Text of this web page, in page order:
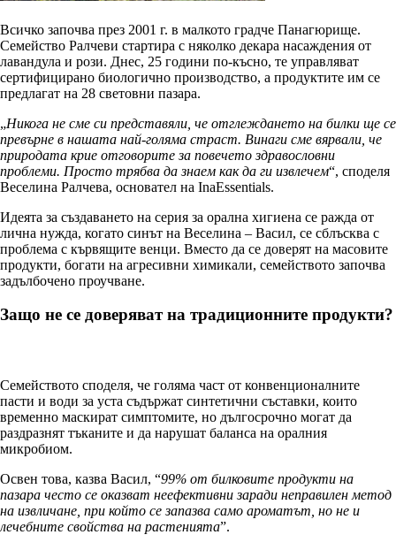
Всичко започва през 2001 г. в малкото градче Панагюрище.
Семейство Ралчеви стартира с няколко декара насаждения от
лавандула и рози. Днес, 25 години по-късно, те управляват
сертифицирано биологично производство, а продуктите им се
предлагат на 28 световни пазара.
„Никога не сме си представяли, че отглеждането на билки ще се
превърне в нашата най-голяма страст. Винаги сме вярвали, че
природата крие отговорите за повечето здравословни
проблеми. Просто трябва да знаем как да ги извлечем“, споделя
Веселина Ралчева, основател на InaEssentials.
Идеята за създаването на серия за орална хигиена се ражда от
лична нужда, когато синът на Веселина – Васил, се сблъсква с
проблема с кървящите венци. Вместо да се доверят на масовите
продукти, богати на агресивни химикали, семейството започва
задълбочено проучване.
Защо не се доверяват на традиционните продукти?
Семейството споделя, че голяма част от конвенционалните
пасти и води за уста съдържат синтетични съставки, които
временно маскират симптомите, но дългосрочно могат да
раздразнят тъканите и да нарушат баланса на оралния
микробиом.
Освен това, казва Васил, “99% от билковите продукти на
пазара често се оказват неефективни заради неправилен метод
на извличане, при който се запазва само ароматът, но не и
лечебните свойства на растенията”.